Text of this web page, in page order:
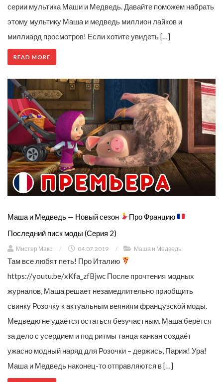
серии мультика Маши и Медведь. Давайте поможем набрать
этому мультику Маша и медведь миллион лайков и
миллиард просмотров! Если хотите увидеть […]
READ MORE
Маша и Медведь — Новый сезон
Про Францию
Последний писк моды (Серия 2)
Мистер Макс / 04.07.2019 / Маша и Медведь
Там все любят петь! Про Италию
https://youtu.be/xKfa_zfBjwc После прочтения модных
журналов, Маша решает незамедлительно приобщить
свинку Розочку к актуальным веяниям французской моды.
Медведю не удаётся остаться безучастным. Маша берётся
за дело с усердием и под ритмы танца канкан создаёт
ужасно модный наряд для Розочки – держись, Париж! Ура!
Маша и Медведь наконец-то отправляются в […]